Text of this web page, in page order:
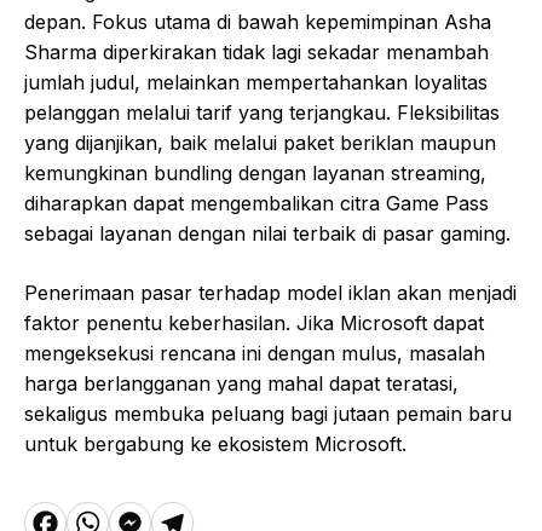
depan. Fokus utama di bawah kepemimpinan Asha
Sharma diperkirakan tidak lagi sekadar menambah
jumlah judul, melainkan mempertahankan loyalitas
pelanggan melalui tarif yang terjangkau. Fleksibilitas
yang dijanjikan, baik melalui paket beriklan maupun
kemungkinan bundling dengan layanan streaming,
diharapkan dapat mengembalikan citra Game Pass
sebagai layanan dengan nilai terbaik di pasar gaming.
Penerimaan pasar terhadap model iklan akan menjadi
faktor penentu keberhasilan. Jika Microsoft dapat
mengeksekusi rencana ini dengan mulus, masalah
harga berlangganan yang mahal dapat teratasi,
sekaligus membuka peluang bagi jutaan pemain baru
untuk bergabung ke ekosistem Microsoft.